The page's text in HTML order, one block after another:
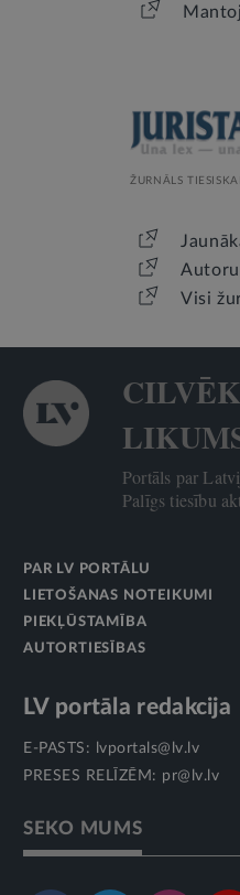
ŽURNĀLS
Visi
Portāls par
Palīgs tiesību
PAR LV PORTĀLU
LIETOŠANAS NOTEIKUMI
PIEKĻŪSTAMĪBA
AUTORTIESĪBAS
LV portāla redakcija
E-PASTS:
lvportals@lv.lv
PRESES RELĪZĒM: pr@lv.lv
SEKO MUMS